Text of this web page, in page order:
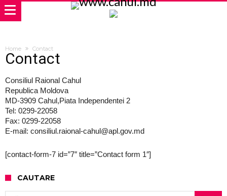
Home Contact
Contact
Consiliul Raional Cahul
Republica Moldova
MD-3909 Cahul,Piata Independentei 2
Tel: 0299-22058
Fax: 0299-22058
E-mail: consiliul.raional-cahul@apl.gov.md
[contact-form-7 id=”7″ title=”Contact form 1″]
CAUTARE
Caută după: